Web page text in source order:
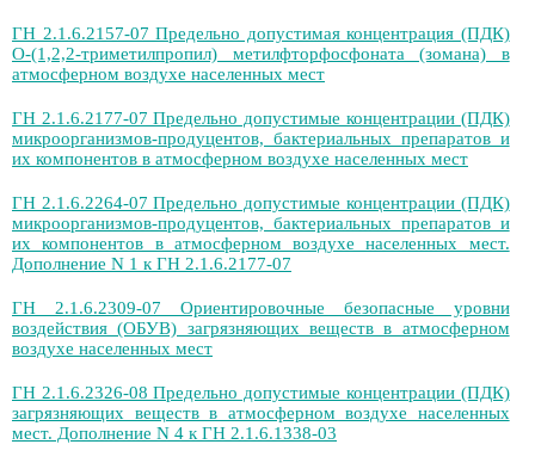
ГН 2.1.6.2157-07 Предельно допустимая концентрация (ПДК)
О-(1,2,2-триметилпропил) метилфторфосфоната (зомана) в
атмосферном воздухе населенных мест
ГН 2.1.6.2177-07 Предельно допустимые концентрации (ПДК)
микроорганизмов-продуцентов, бактериальных препаратов и
их компонентов в атмосферном воздухе населенных мест
ГН 2.1.6.2264-07 Предельно допустимые концентрации (ПДК)
микроорганизмов-продуцентов, бактериальных препаратов и
их компонентов в атмосферном воздухе населенных мест.
Дополнение N 1 к ГН 2.1.6.2177-07
ГН 2.1.6.2309-07 Ориентировочные безопасные уровни
воздействия (ОБУВ) загрязняющих веществ в атмосферном
воздухе населенных мест
ГН 2.1.6.2326-08 Предельно допустимые концентрации (ПДК)
загрязняющих веществ в атмосферном воздухе населенных
мест. Дополнение N 4 к ГН 2.1.6.1338-03